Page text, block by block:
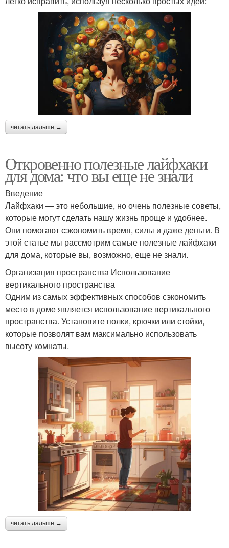
читать дальше →
Откровенно полезные лайфхаки
для дома: что вы еще не знали
Введение
Лайфхаки — это небольшие, но очень полезные советы,
которые могут сделать нашу жизнь проще и удобнее.
Они помогают сэкономить время, силы и даже деньги. В
этой статье мы рассмотрим самые полезные лайфхаки
для дома, которые вы, возможно, еще не знали.
Организация пространства Использование
вертикального пространства
Одним из самых эффективных способов сэкономить
место в доме является использование вертикального
пространства. Установите полки, крючки или стойки,
которые позволят вам максимально использовать
высоту комнаты.
читать дальше →